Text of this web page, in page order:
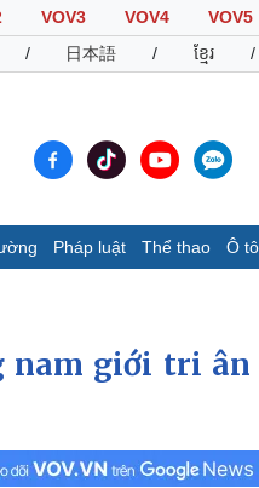
VOV3 VOV4 VOV5
/ 日本語 / ខ្មែរ /
Pháp luật Thể thao Ô
đó đây
Ảnh
E-
nam giới tri